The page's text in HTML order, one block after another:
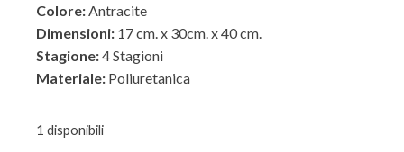
Colore: Antracite
Dimensioni: 17 cm. x 30cm. x 40 cm.
Stagione:4 Stagioni
Materiale: Poliuretanica
ESTERNO
1 disponibili